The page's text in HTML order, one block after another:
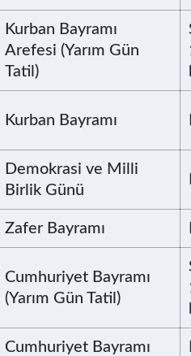
Kurban Bayramı
Arefesi (Yarım Gün
Tatil)
Kurban Bayramı
Demokrasi ve Milli
Birlik Günü
Zafer Bayramı
Cumhuriyet Bayramı
(Yarım Gün Tatil)
Cumhuriyet Bayramı